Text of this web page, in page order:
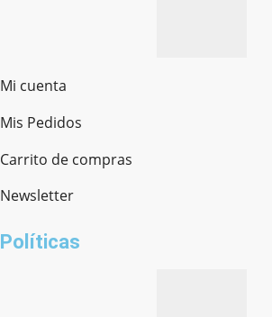
Mi cuenta
Mis Pedidos
Carrito de compras
Newsletter
Políticas